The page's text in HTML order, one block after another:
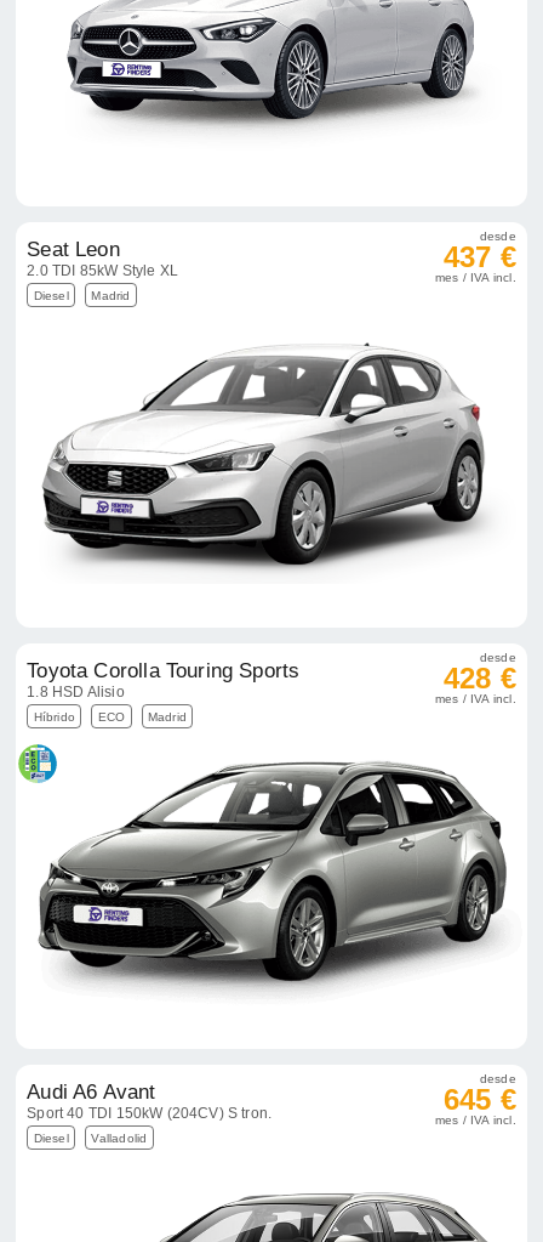
Seat Leon
2.0 TDI 85kW Style XL
Diesel Madrid
desde
437 €
mes / IVA incl.
Toyota Corolla Touring Sports
1.8 HSD Alisio
Híbrido ECO Madrid
desde
428 €
mes / IVA incl.
Audi A6 Avant
Sport 40 TDI 150kW (204CV) S tron.
Diesel Valladolid
desde
645 €
mes / IVA incl.